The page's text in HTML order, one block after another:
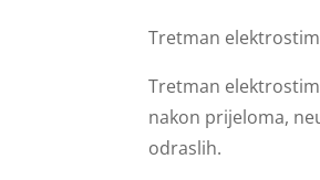
Tretman
Tretman
nakon prijeloma,
odraslih.